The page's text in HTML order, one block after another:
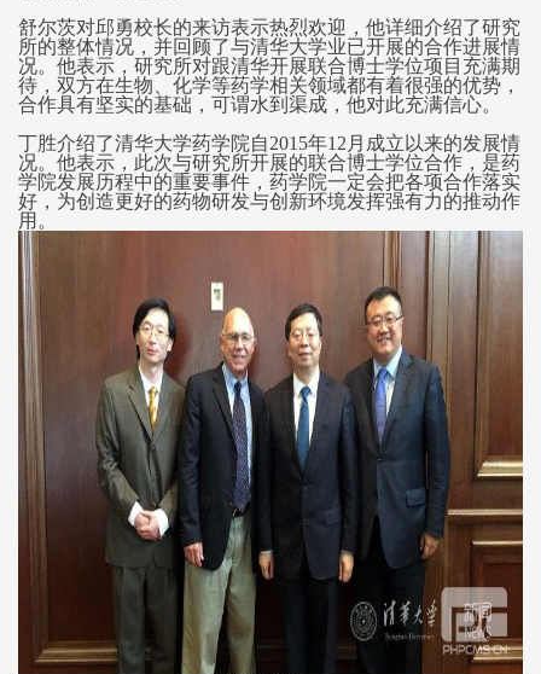
舒尔茨对邱勇校长的来访表示热烈欢迎，他详细介绍了研究
所的整体情况，并回顾了与清华大学业已开展的合作进展情
况。他表示，研究所对跟清华开展联合博士学位项目充满期
待，双方在生物、化学等药学相关领域都有着很强的优势，
合作具有坚实的基础，可谓水到渠成，他对此充满信心。
丁胜介绍了清华大学药学院自2015年12月成立以来的发展情
况。他表示，此次与研究所开展的联合博士学位合作，是药
学院发展历程中的重要事件，药学院一定会把各项合作落实
好，为创造更好的药物研发与创新环境发挥强有力的推动作
用。